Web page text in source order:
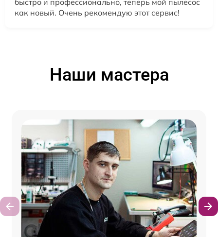
быстро и профессионально, теперь мой пылесос
как новый. Очень рекомендую этот сервис!
Наши мастера